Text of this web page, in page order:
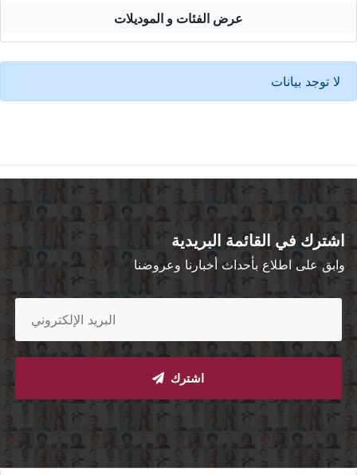
عرض الفئات و الموديلات
لا توجد بيانات
اشترك في القائمة البريدية
وابق على اطلاع بأحداث أخبارنا وعروضنا
اشترك